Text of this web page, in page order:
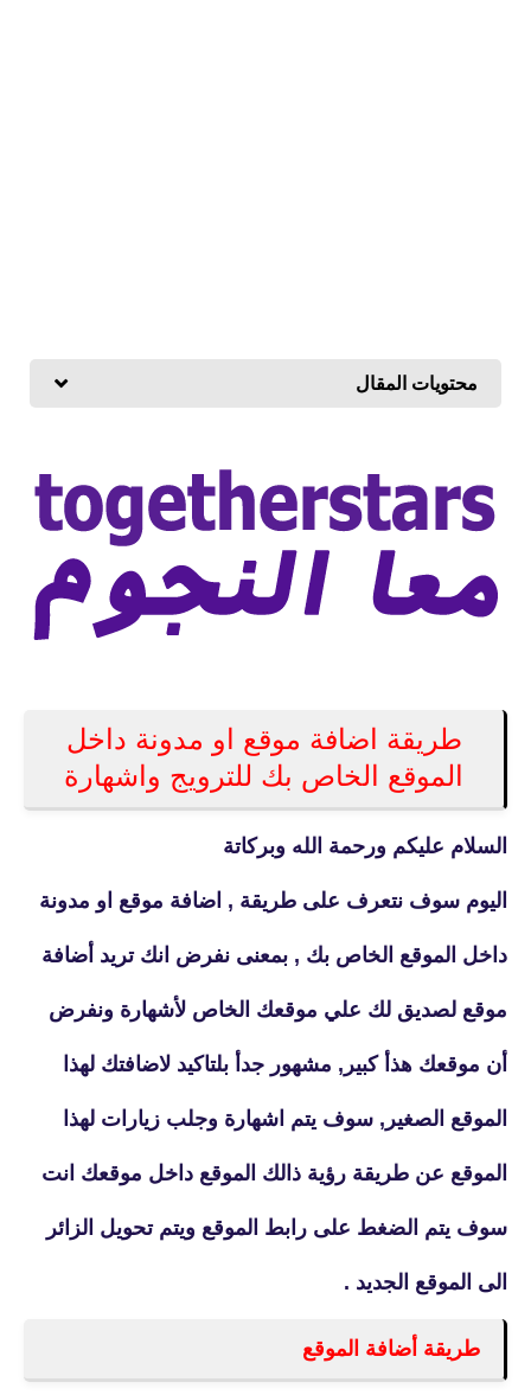
محتويات المقال
طريقة اضافة موقع او مدونة داخل
الموقع الخاص بك للترويج واشهارة
السلام عليكم ورحمة الله وبركاتة
اليوم سوف نتعرف على طريقة , اضافة موقع او مدونة
داخل الموقع الخاص بك , بمعنى نفرض انك تريد أضافة
موقع لصديق لك علي موقعك الخاص لأشهارة ونفرض
أن موقعك هذأ كبير, مشهور جدأ بلتاكيد لاضافتك لهذا
الموقع الصغير, سوف يتم اشهارة وجلب زيارات لهذا
الموقع عن طريقة رؤية ذالك الموقع داخل موقعك انت
سوف يتم الضغط على رابط الموقع ويتم تحويل الزائر
الى الموقع الجديد .
طريقة أضافة الموقع